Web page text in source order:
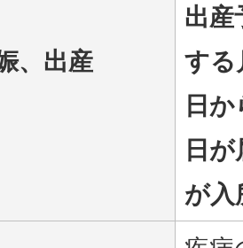
、出産
出産
する
日
日
が入